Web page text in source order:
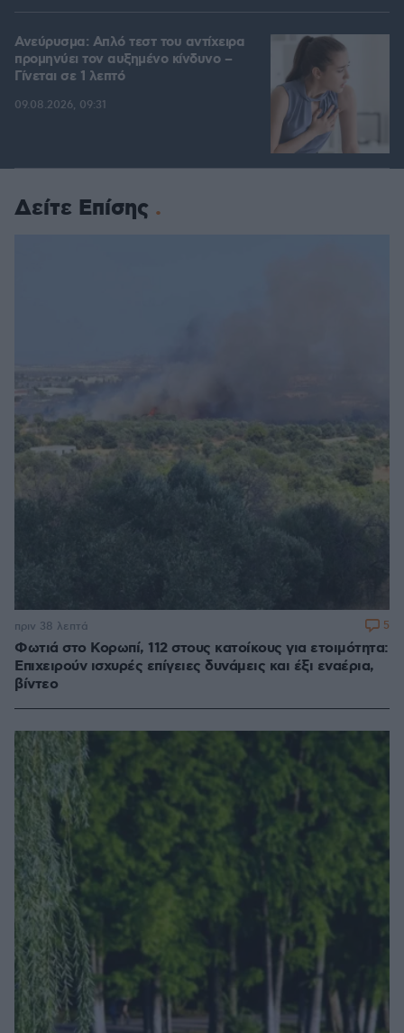
Ανεύρυσμα: Απλό τεστ του αντίχειρα
προμηνύει τον αυξημένο κίνδυνο –
Γίνεται σε 1 λεπτό
09.08.2026, 09:31
Δείτε Επίσης
Φωτιά στο Κορωπί, 112 στους κατοίκους για ετοιμότητα:
Επιχειρούν ισχυρές επίγειες δυνάμεις και έξι εναέρια,
βίντεο
πριν 38 λεπτά 5